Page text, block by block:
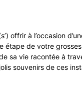
offrir à l’occasion
étape de votre
sa vie racontée à
souvenirs de ces